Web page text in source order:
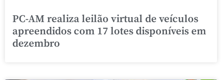
PC-AM realiza leilão virtual de veículos
apreendidos com 17 lotes disponíveis em
dezembro